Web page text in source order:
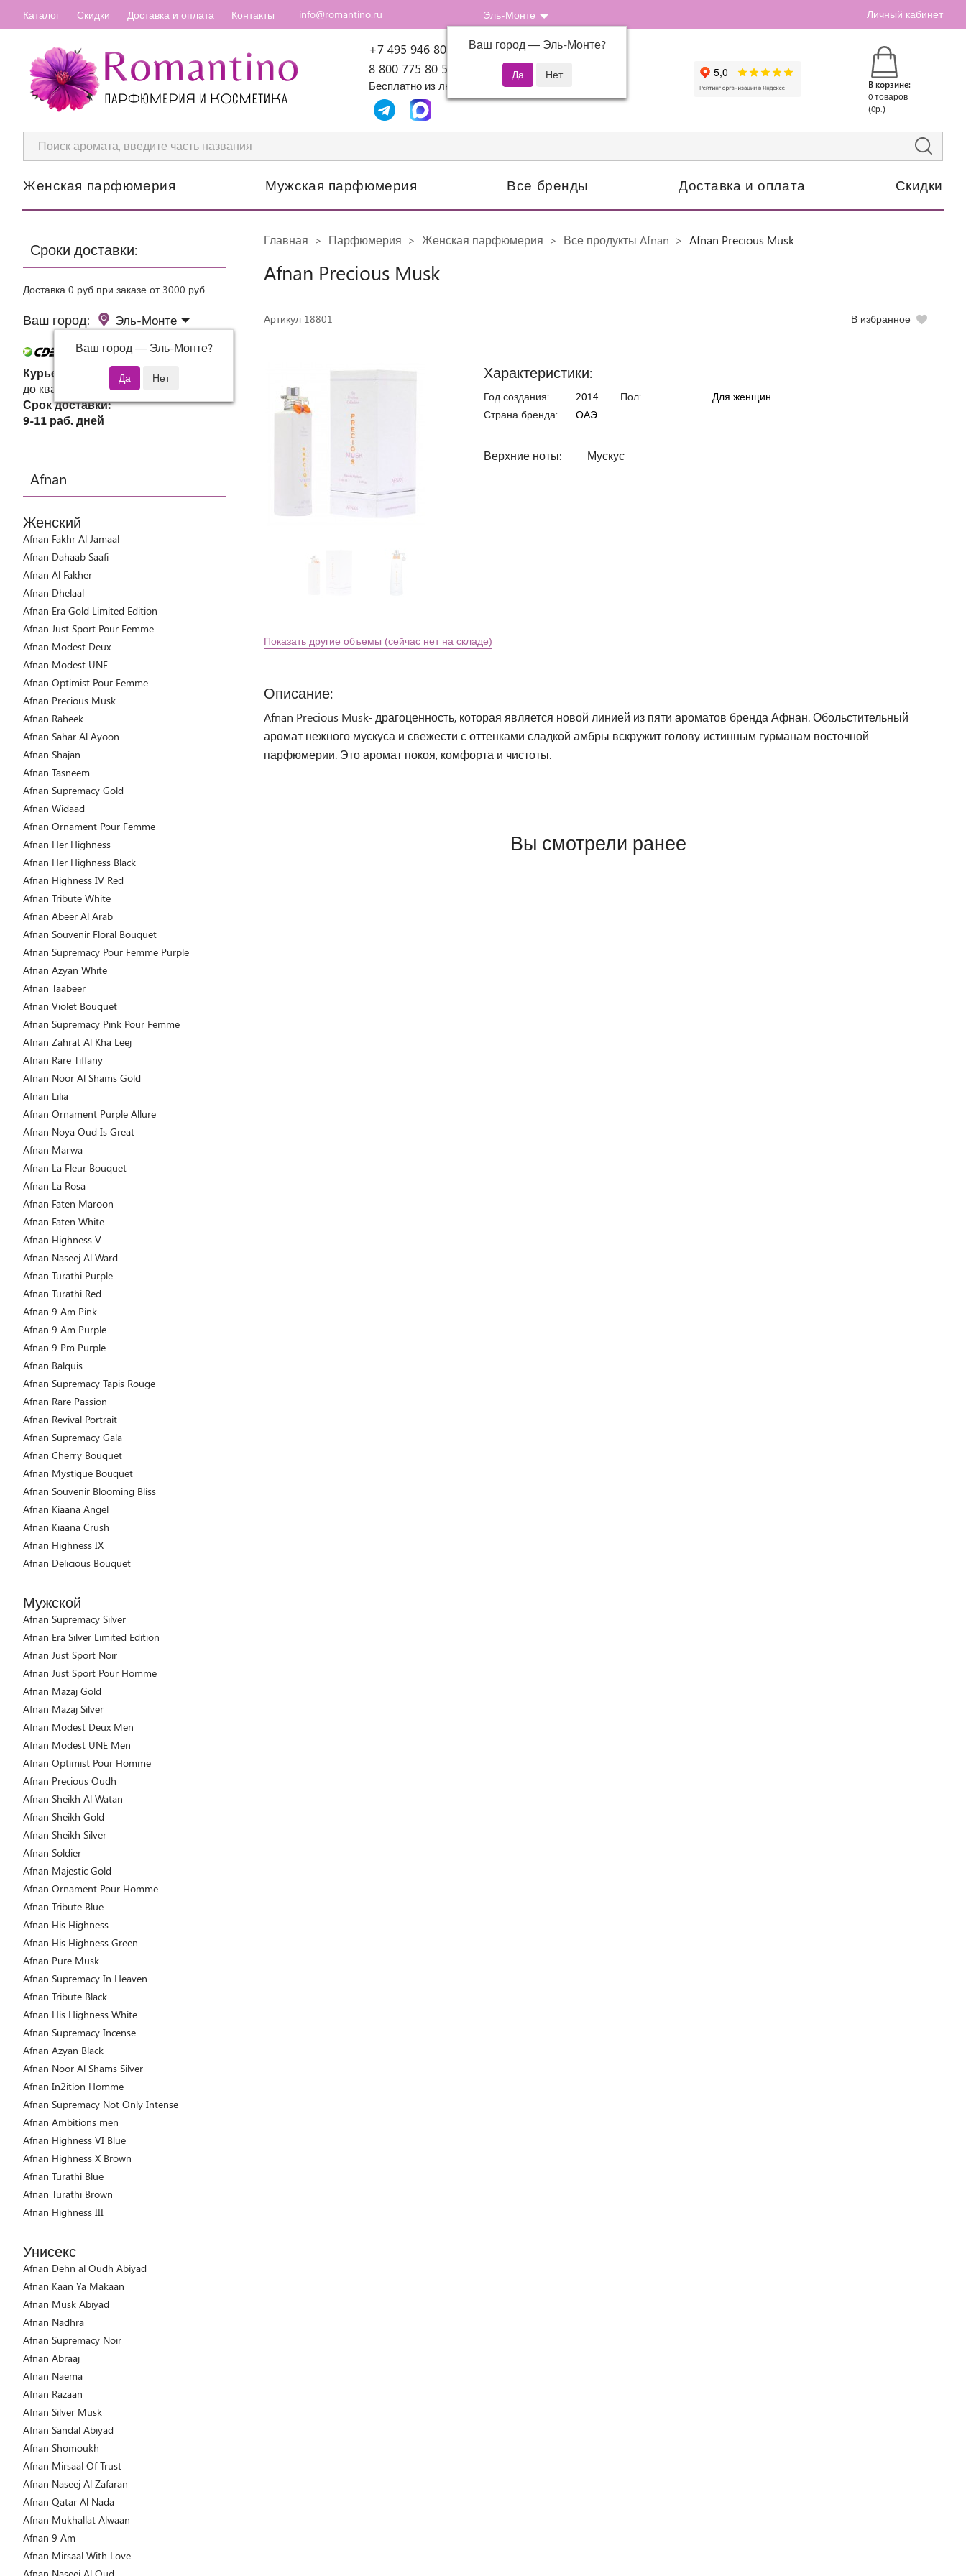
Каталог Скидки Доставка и оплата Контакты info@romantino.ru Эль-Монте
Ваш город — Эль-Монте?
Личный кабинет
+7 495 946 80 07 Пн-Пт: 10:00-18:00
8 800 775 80 51
Бесплатно из любого региона России
В корзине:
0 товаров
(0р.)
Женская парфюмерия Мужская парфюмерия Все бренды Доставка и оплата Скидки
Сроки доставки:
Доставка 0 руб при заказе от 3000 руб.
Ваш город: Эль-Монте
Ваш город — Эль-Монте?
Курьер СДЭК
до квартиры или офиса
Срок доставки:
9-11 раб. дней
Afnan
Женский
Afnan Fakhr Al Jamaal
Afnan Dahaab Saafi
Afnan Al Fakher
Afnan Dhelaal
Afnan Era Gold Limited Edition
Afnan Just Sport Pour Femme
Afnan Modest Deux
Afnan Modest UNE
Afnan Optimist Pour Femme
Afnan Precious Musk
Afnan Raheek
Afnan Sahar Al Ayoon
Afnan Shajan
Afnan Tasneem
Afnan Supremacy Gold
Afnan Widaad
Afnan Ornament Pour Femme
Afnan Her Highness
Afnan Her Highness Black
Afnan Highness IV Red
Afnan Tribute White
Afnan Abeer Al Arab
Afnan Souvenir Floral Bouquet
Afnan Supremacy Pour Femme Purple
Afnan Azyan White
Afnan Taabeer
Afnan Violet Bouquet
Afnan Supremacy Pink Pour Femme
Afnan Zahrat Al Kha Leej
Afnan Rare Tiffany
Afnan Noor Al Shams Gold
Afnan Lilia
Afnan Ornament Purple Allure
Afnan Noya Oud Is Great
Afnan Marwa
Afnan La Fleur Bouquet
Afnan La Rosa
Afnan Faten Maroon
Afnan Faten White
Afnan Highness V
Afnan Naseej Al Ward
Afnan Turathi Purple
Afnan Turathi Red
Afnan 9 Am Pink
Afnan 9 Am Purple
Afnan 9 Pm Purple
Afnan Balquis
Afnan Supremacy Tapis Rouge
Afnan Rare Passion
Afnan Revival Portrait
Afnan Supremacy Gala
Afnan Cherry Bouquet
Afnan Mystique Bouquet
Afnan Souvenir Blooming Bliss
Afnan Kiaana Angel
Afnan Kiaana Crush
Afnan Highness IX
Afnan Delicious Bouquet
Мужской
Afnan Supremacy Silver
Afnan Era Silver Limited Edition
Afnan Just Sport Noir
Afnan Just Sport Pour Homme
Afnan Mazaj Gold
Afnan Mazaj Silver
Afnan Modest Deux Men
Afnan Modest UNE Men
Afnan Optimist Pour Homme
Afnan Precious Oudh
Afnan Sheikh Al Watan
Afnan Sheikh Gold
Afnan Sheikh Silver
Afnan Soldier
Afnan Majestic Gold
Afnan Ornament Pour Homme
Afnan Tribute Blue
Afnan His Highness
Afnan His Highness Green
Afnan Pure Musk
Afnan Supremacy In Heaven
Afnan Tribute Black
Afnan His Highness White
Afnan Supremacy Incense
Afnan Azyan Black
Afnan Noor Al Shams Silver
Afnan In2ition Homme
Afnan Supremacy Not Only Intense
Afnan Ambitions men
Afnan Highness VI Blue
Afnan Highness X Brown
Afnan Turathi Blue
Afnan Turathi Brown
Afnan Highness III
Унисекс
Afnan Dehn al Oudh Abiyad
Afnan Kaan Ya Makaan
Afnan Musk Abiyad
Afnan Nadhra
Afnan Supremacy Noir
Afnan Abraaj
Afnan Naema
Afnan Razaan
Afnan Silver Musk
Afnan Sandal Abiyad
Afnan Shomoukh
Afnan Mirsaal Of Trust
Afnan Naseej Al Zafaran
Afnan Qatar Al Nada
Afnan Mukhallat Alwaan
Afnan 9 Am
Afnan Mirsaal With Love
Главная Парфюмерия Женская парфюмерия Все продукты Afnan Afnan Precious Musk
Afnan Precious Musk
Артикул 18801 В избранное
Характеристики:
Год создания:
2014
Страна бренда:
ОАЭ
Пол: Для женщин
Верхние ноты: Мускус
Показать другие объемы (сейчас нет на складе)
Описание:
Afnan Precious Musk- драгоценность, которая является новой линией из пяти ароматов бренда Афнан. Обольстительный
аромат нежного мускуса и свежести с оттенками сладкой амбры вскружит голову истинным гурманам восточной
парфюмерии. Это аромат покоя, комфорта и чистоты.
Вы смотрели ранее